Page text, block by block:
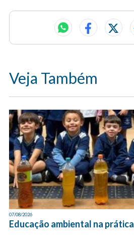
Veja Também
07/08/2026
Educação ambiental na prática